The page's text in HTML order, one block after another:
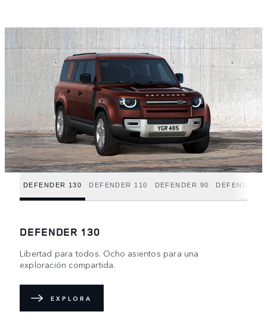
DEFENDER 130 DEFENDER 110 DEFENDER 90 DEFENDER
DEFENDER 130
Libertad para todos. Ocho asientos para una
exploración compartida.
EXPLORA